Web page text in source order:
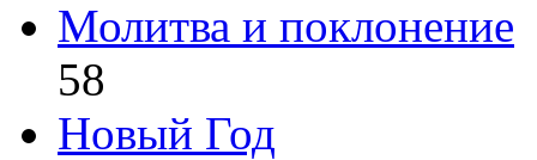
Молитва и поклонение
58
Новый Год